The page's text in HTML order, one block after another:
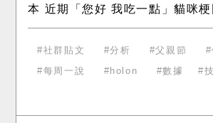
本 近期「您好 我吃一點」貓咪梗
紅，品牌直接套用相同結構，讓
能辨識並產
社群貼文 分析 父親節
每周一說
holon 數據